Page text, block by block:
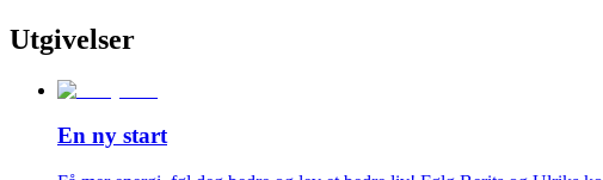
Utgivelser
En ny start